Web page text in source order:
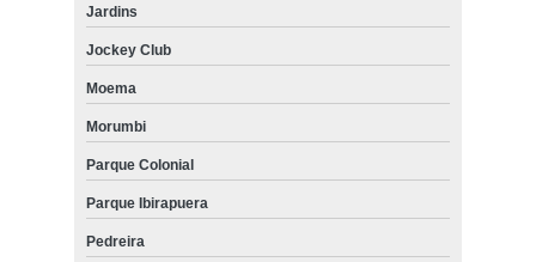
Jardins
Jockey Club
Moema
Morumbi
Parque Colonial
Parque Ibirapuera
Pedreira